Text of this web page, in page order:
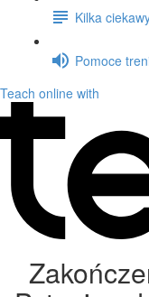
Kilka
Pomoce
Teach online with